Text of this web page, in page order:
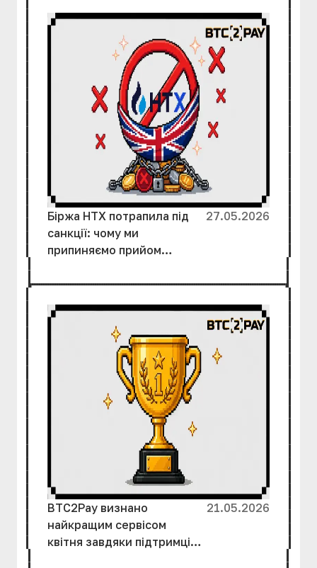
Біржа HTX потрапила під
санкції: чому ми
припиняємо прийом
активи
27.05.2026
BTC2Pay визнано
найкращим сервісом
квітня завдяки підтримці
21.05.2026